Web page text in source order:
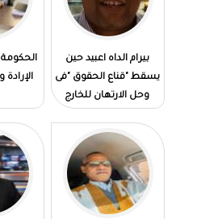
وسام عسكري
المستقل:يشرف على الإستلام
لزورق الإرشاد البحري "مقامة "في
امستردام
بيرام الداه اعبيد حين
يسقط "قناع الحقوق "فى
وحل الارتهان للخارج
الحكومة
الإرادة